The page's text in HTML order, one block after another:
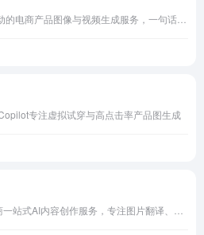
专注虚拟试穿与高点击率产品图生成